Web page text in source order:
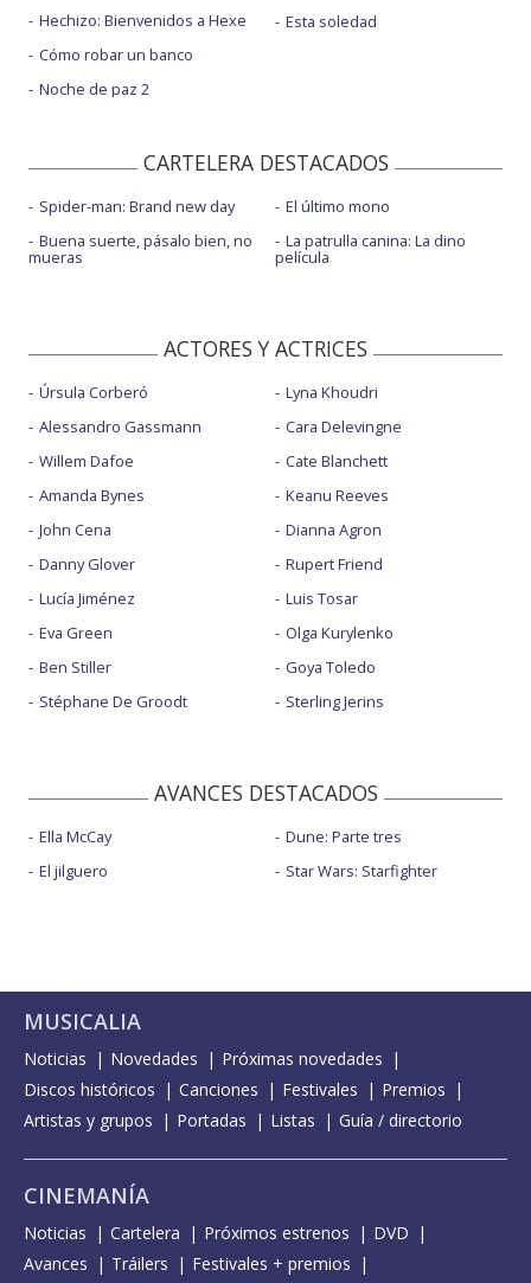
Hechizo: Bienvenidos a Hexe
Cómo robar un banco
Noche de paz 2
Esta soledad
CARTELERA DESTACADOS
Spider-man: Brand new day
Buena suerte, pásalo bien, no
mueras
El último mono
La patrulla canina: La dino
película
ACTORES Y ACTRICES
Úrsula Corberó
Alessandro Gassmann
Willem Dafoe
Amanda Bynes
John Cena
Danny Glover
Lucía Jiménez
Eva Green
Ben Stiller
Stéphane De Groodt
Lyna Khoudri
Cara Delevingne
Cate Blanchett
Keanu Reeves
Dianna Agron
Rupert Friend
Luis Tosar
Olga Kurylenko
Goya Toledo
Sterling Jerins
AVANCES DESTACADOS
Ella McCay
El jilguero
Dune: Parte tres
Star Wars: Starfighter
MUSICALIA
Noticias Novedades
Próximas novedades
Discos históricos
Canciones Festivales
Premios
Artistas y grupos
Portadas Listas Guía / directorio
CINEMANÍA
Noticias Cartelera Próximos estrenos
DVD
Avances
Tráilers Festivales + premios